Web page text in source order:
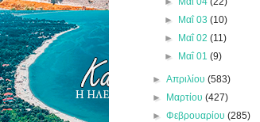
► Μαΐ 03 (10)
► Μαΐ 02 (11)
► Μαΐ 01 (9)
►Απριλίου(583)
► Μαρτίου(427)
►Φεβρουαρίου(285)